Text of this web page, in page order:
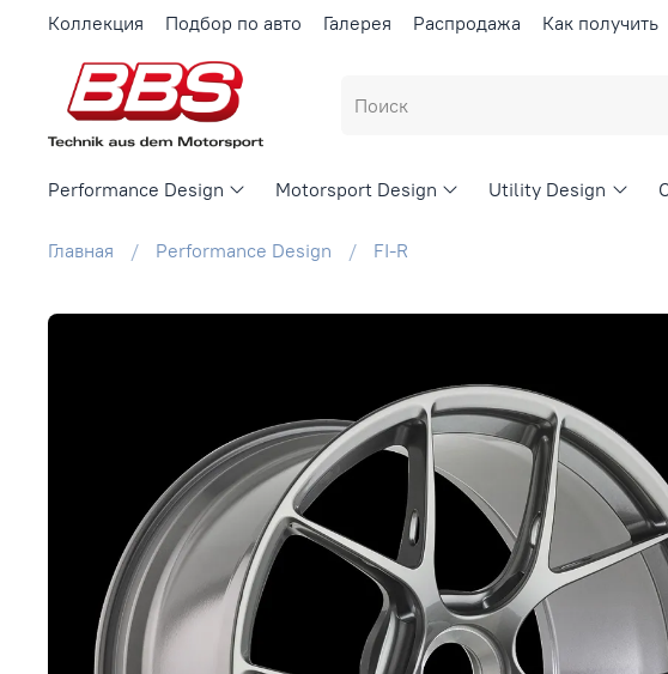
Коллекция Подбор по авто Галерея Распродажа Как получить
Performance Design Motorsport Design Utility Design
Главная Performance Design FI-R